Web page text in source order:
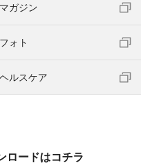
ガジン
ォト
ルスケア
ロードはコチラ